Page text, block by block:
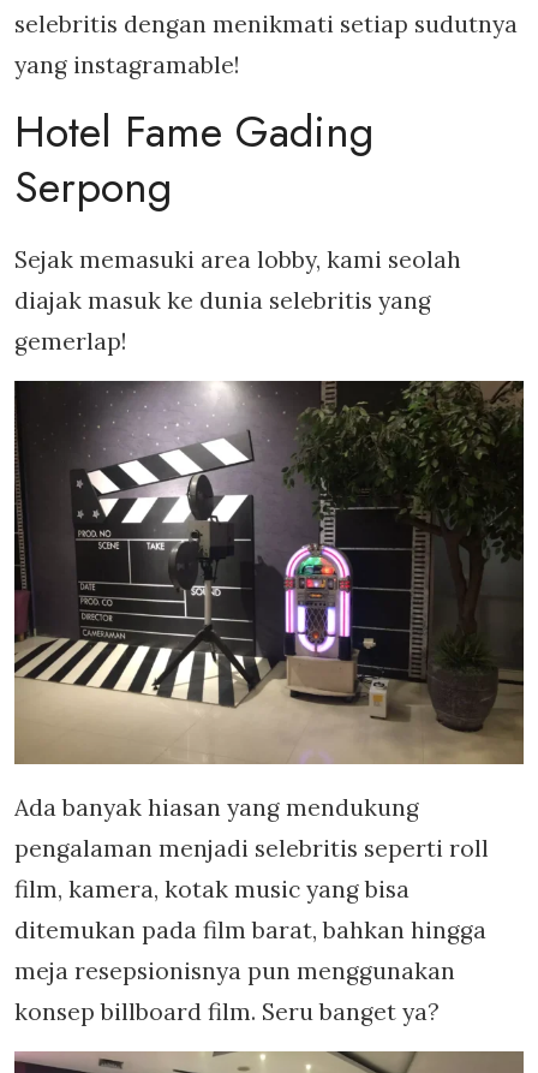
selebritis dengan menikmati setiap sudutnya
yang instagramable!
Hotel Fame Gading
Serpong
Sejak memasuki area lobby, kami seolah
diajak masuk ke dunia selebritis yang
gemerlap!
Ada banyak hiasan yang mendukung
pengalaman menjadi selebritis seperti roll
film, kamera, kotak music yang bisa
ditemukan pada film barat, bahkan hingga
meja resepsionisnya pun menggunakan
konsep billboard film. Seru banget ya?